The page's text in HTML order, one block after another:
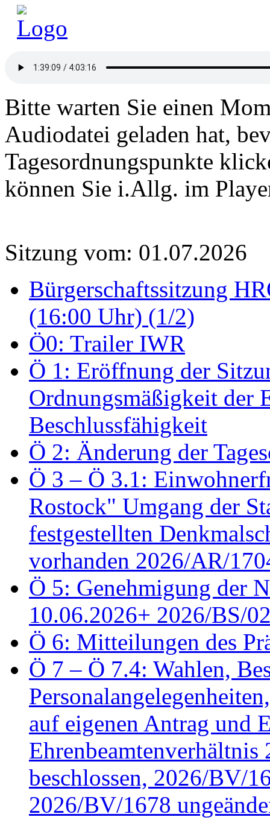
Bitte warten Sie einen
Audiodatei geladen hat,
Tagesordnungspunkte
können Sie i.Allg. im
Sitzung vom: 01.07.2026
Bürgerschaftssitzung
(16:00 Uhr) (1/2)
Ö0: Trailer IWR
Ö 1: Eröffnung der
Ordnungsmäßigkeit der
Beschlussfähigkeit
Ö 2: Änderung der
Ö 3 – Ö 3.1:
Rostock" Umgang der
festgestellten
vorhanden 2026/AR/
Ö 5: Genehmigung der
10.06.2026+ 2026/BS/
Ö 6: Mitteilungen des
Ö 7 – Ö 7.4: Wahlen,
auf eigenen Antrag und
beschlossen, 2026/BV/
2026/BV/1678